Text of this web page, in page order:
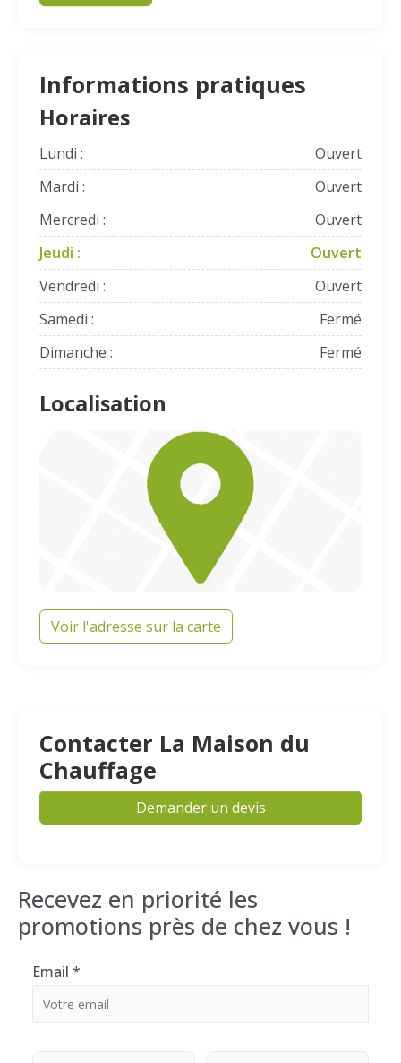
Informations pratiques
Horaires
Lundi :
Ouvert
Mardi :
Ouvert
Mercredi :
Ouvert
Jeudi :
Ouvert
Vendredi :
Ouvert
Samedi :
Fermé
Dimanche :
Fermé
Localisation
Voir l'adresse sur la carte
Contacter La Maison du
Chauffage
Demander un devis
Recevez en priorité les
promotions près de chez vous !
Email *